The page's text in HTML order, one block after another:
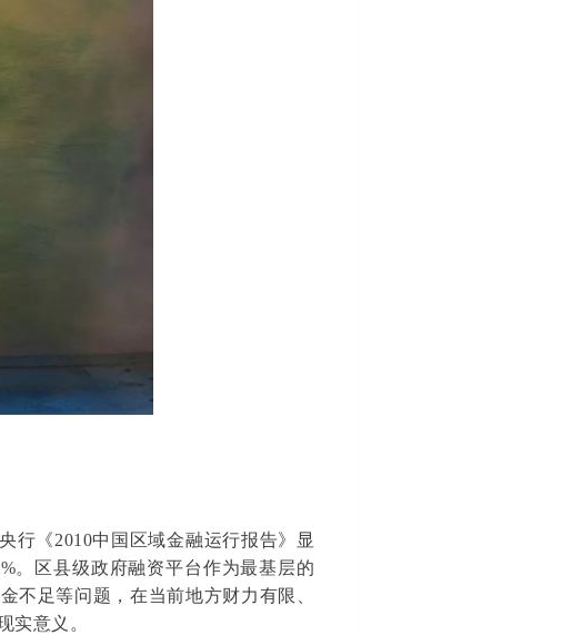
行《2010中国区域金融运行报告》显
。区县级政府融资平台作为最基层的
不足等问题，在当前地方财力有限、
实意义。